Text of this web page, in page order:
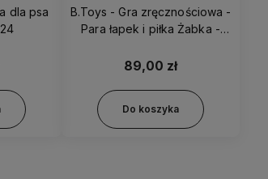
dla psa
B.Toys - Gra zręcznościowa -
Para łapek i piłka Żabka -
89,00 zł
Do koszyka